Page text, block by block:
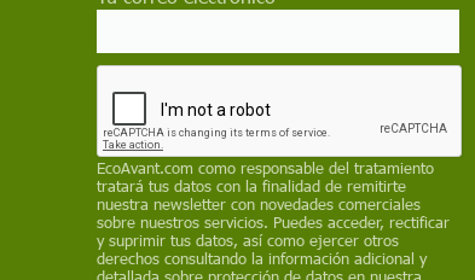
envases de plástico europeos que se
de toneladas, y en paralelo la cifra de
también se gestionaban en países como
aunque en un volumen muy inferior al de
se había multiplicado en el mismo
la cantidad de residuos de papel
diez y los metales, por cinco.
EcoAvant.com como responsable del tratamiento
tratará tus datos con la finalidad de remitirte
nuestra newsletter con novedades comerciales
sobre nuestros servicios. Puedes acceder, rectificar
y suprimir tus datos, así como ejercer otros
derechos consultando la información adicional y